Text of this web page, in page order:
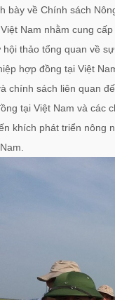
bày về Chính sách
Nam nhằm cung
hội thảo tổng quan về
hợp đồng tại Việt
chính sách liên quan
tại Việt Nam và các
khích phát triển nông